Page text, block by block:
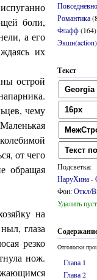
войти через
забыли логин
Романтика
Флафф(164)
Экшн(action)
Текст
Подсветка:
НаруХина-
Фон:Откл/
Удалить
Отголоски
Глава 1
Глава 2
боли,
а его
их
острой
чему
от чего
обращая
на
глаза
резко
нож.